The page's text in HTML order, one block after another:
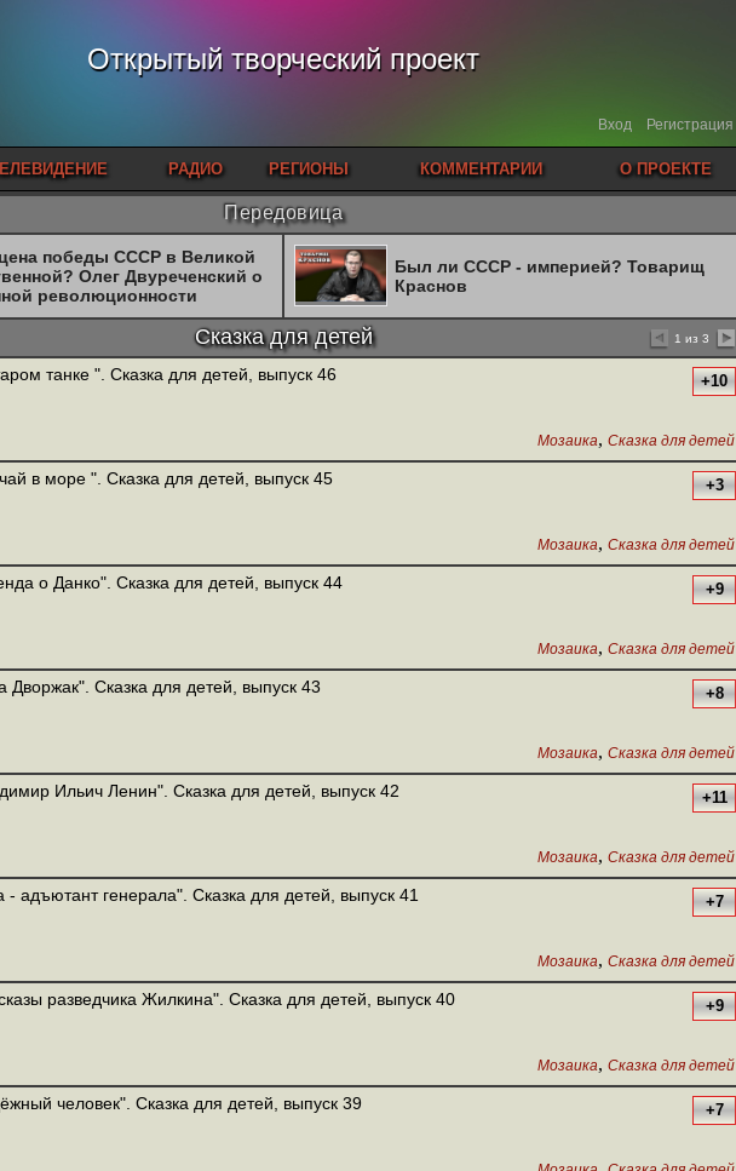
Открытый творческий проект
Вход Регистрация
РАДИО РЕГИОНЫ КОММЕНТАРИИ О ПРОЕКТЕ
Передовица
победы СССР в Великой
Олег Двуреченский о
революционности
Был ли СССР - империей? Товарищ
Краснов
Сказка для детей 1 из 3
танке ". Сказка для детей, выпуск 46 +10
Мозаика, Сказка для детей
в море ". Сказка для детей, выпуск 45 +3
Мозаика, Сказка для детей
о Данко". Сказка для детей, выпуск 44 +9
Мозаика, Сказка для детей
Дворжак". Сказка для детей, выпуск 43 +8
Мозаика, Сказка для детей
Ильич Ленин". Сказка для детей, выпуск 42 +11
Мозаика, Сказка для детей
адъютант генерала". Сказка для детей, выпуск 41 +7
Мозаика, Сказка для детей
разведчика Жилкина". Сказка для детей, выпуск 40 +9
Мозаика, Сказка для детей
человек". Сказка для детей, выпуск 39 +7